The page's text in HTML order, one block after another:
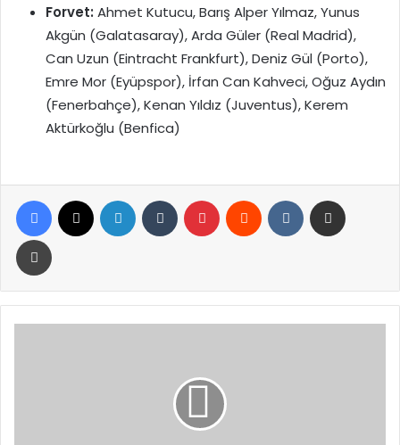
Forvet: Ahmet Kutucu, Barış Alper Yılmaz, Yunus
Akgün (Galatasaray), Arda Güler (Real Madrid),
Can Uzun (Eintracht Frankfurt), Deniz Gül (Porto),
Emre Mor (Eyüpspor), İrfan Can Kahveci, Oğuz Aydın
(Fenerbahçe), Kenan Yıldız (Juventus), Kerem
Aktürkoğlu (Benfica)
Facebook LinkedIn Tumblr Pinterest Reddit VKontakte
Yazdır